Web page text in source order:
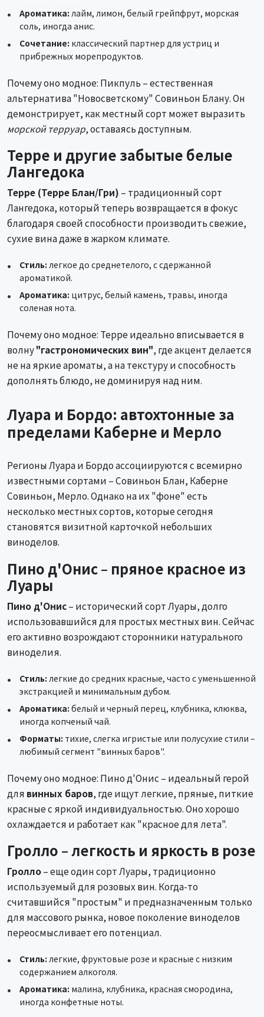
Ароматика: лайм, лимон, белый грейпфрут, морская
соль, иногда анис.
Сочетание: классический партнер для устриц и
прибрежных морепродуктов.
Почему оно модное: Пикпуль – естественная
альтернатива "Новосветскому" Совиньон Блану. Он
демонстрирует, как местный сорт может выразить
морской терруар, оставаясь доступным.
Терре и другие забытые белые
Лангедока
Терре (Терре Блан/Гри) – традиционный сорт
Лангедока, который теперь возвращается в фокус
благодаря своей способности производить свежие,
сухие вина даже в жарком климате.
Стиль: легкое до среднетелого, с сдержанной
ароматикой.
Ароматика: цитрус, белый камень, травы, иногда
соленая нота.
Почему оно модное: Терре идеально вписывается в
волну"гастрономических вин", где акцент делается
не на яркие ароматы, а на текстуру и способность
дополнять блюдо, не доминируя над ним.
Луара и Бордо: автохтонные за
пределами Каберне и Мерло
Регионы Луара и Бордо ассоциируются с всемирно
известными сортами – Совиньон Блан, Каберне
Совиньон, Мерло. Однако на их "фоне" есть
несколько местных сортов, которые сегодня
становятся визитной карточкой небольших
виноделов.
Пино д'Онис – пряное красное из
Луары
Пино д'Онис– исторический сорт Луары, долго
использовавшийся для простых местных вин. Сейчас
его активно возрождают сторонники натурального
виноделия.
Стиль: легкие до средних красные, часто с уменьшенной
экстракцией и минимальным дубом.
Ароматика: белый и черный перец, клубника, клюква,
иногда копченый чай.
Форматы: тихие, слегка игристые или полусухие стили –
любимый сегмент "винных баров".
Почему оно модное: Пино д'Онис – идеальный герой
для винных баров, где ищут легкие, пряные, питкие
красные с яркой индивидуальностью. Оно хорошо
охлаждается и работает как "красное для лета".
Гролло – легкость и яркость в розе
Гролло– еще один сорт Луары, традиционно
используемый для розовых вин. Когда-то
считавшийся "простым" и предназначенным только
для массового рынка, новое поколение виноделов
переосмысливает его потенциал.
Стиль: легкие, фруктовые розе и красные с низким
содержанием алкоголя.
Ароматика: малина, клубника, красная смородина,
иногда конфетные ноты.